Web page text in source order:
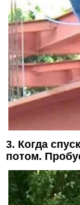
3. Когда
потом.